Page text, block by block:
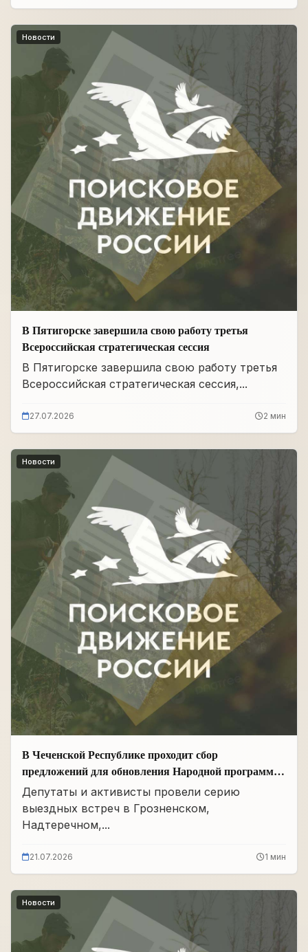
Новости
В Пятигорске завершила свою работу третья
Всероссийская стратегическая сессия
В Пятигорске завершила свою работу третья
Всероссийская стратегическая сессия,...
27.07.2026 2 мин
Новости
В Чеченской Республике проходит сбор
предложений для обновления Народной программы
в сфере АПК
Депутаты и активисты провели серию
выездных встреч в Грозненском,
Надтеречном,...
21.07.2026 1 мин
Новости